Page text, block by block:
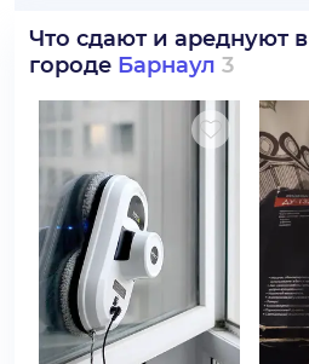
Что сдают и ареднуют в
городе Барнаул 3